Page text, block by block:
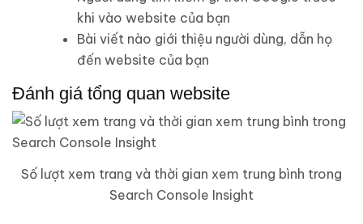
khi vào website của bạn
Bài viết nào giới thiệu người dùng, dẫn họ
đến website của bạn
Đánh giá tổng quan website
Số lượt xem trang và thời gian xem trung bình trong
Search Console Insight